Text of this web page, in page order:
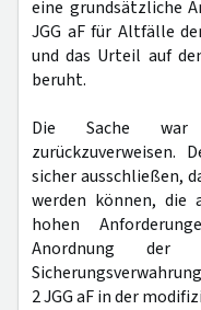
eine grundsätzliche
JGG aF für Altfälle
und das Urteil auf
beruht.
Die Sache
zurückzuverweisen.
sicher ausschließen,
werden können,
hohen
Anordnung der
2 JGG aF in der